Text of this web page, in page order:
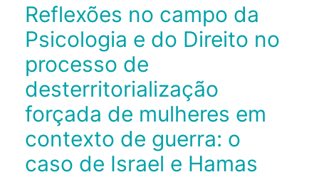
Reflexões no campo da
Psicologia e do Direito no
processo de
desterritorialização
forçada de mulheres em
contexto de guerra: o
caso de Israel e Hamas